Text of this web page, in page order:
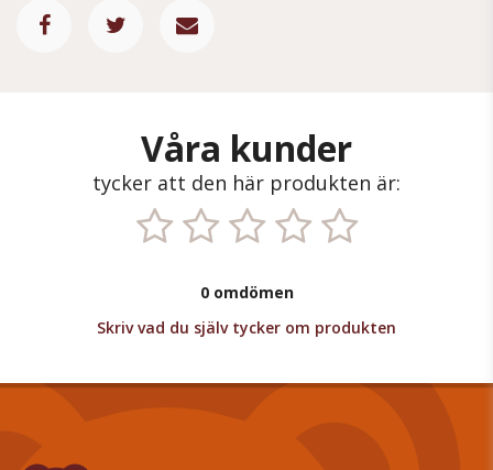
Våra kunder
tycker att den här produkten är:
0 omdömen
Skriv vad du själv tycker om produkten